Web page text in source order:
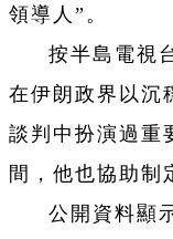
領導人”。
按半島電視
在伊朗政界以沉
談判中扮演過重
間，他也協助制
公開資料顯